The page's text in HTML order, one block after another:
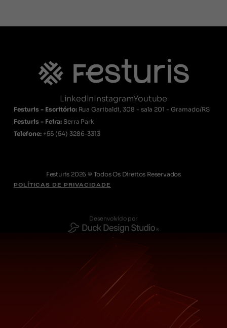
LinkedInInstagramYoutube
Festuris - Escritório: Rua Garibaldi, 308 - sala 201 - Gramado/RS
Festuris - Feira: Serra Park
Telefone: +55 (54) 3286-3313
Festuris 2026 © Todos Os Direitos Reservados
POLÍTICAS DE PRIVACIDADE
Desenvolvido por